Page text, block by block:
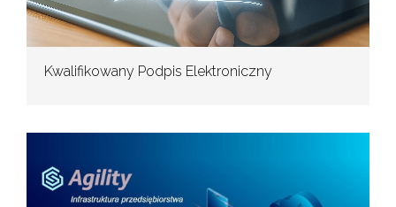
Kwalifikowany Podpis Elektroniczny